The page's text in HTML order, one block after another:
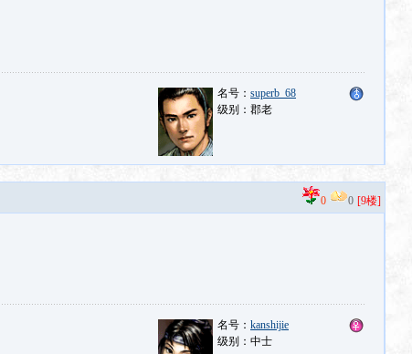
名号： superb_68
级别：郡老
0 0 [9楼]
名号： kanshijie
级别：中士